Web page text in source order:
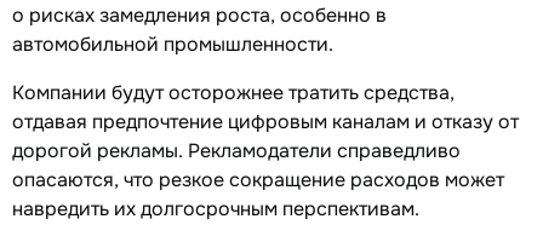
о рисках замедления роста, особенно в
автомобильной промышленности.
Компании будут осторожнее тратить средства,
отдавая предпочтение цифровым каналам и отказу от
дорогой рекламы. Рекламодатели справедливо
опасаются, что резкое сокращение расходов может
навредить их долгосрочным перспективам.